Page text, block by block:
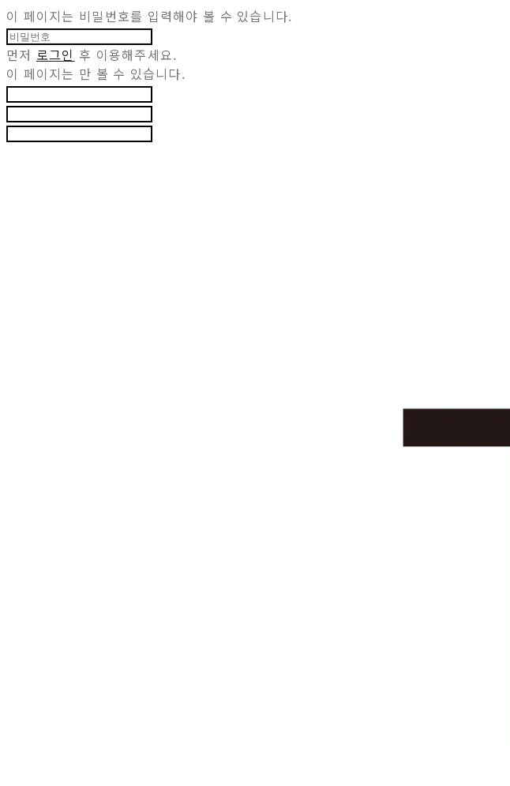
이 페이지는 비밀번호를 입력해야 볼 수 있습니다.
먼저 로그인 후 이용해주세요.
이 페이지는 만 볼 수 있습니다.